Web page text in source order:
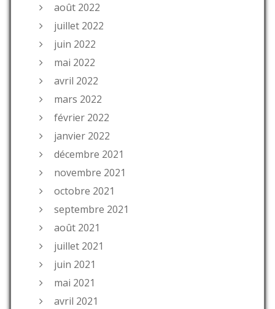
août 2022
juillet 2022
juin 2022
mai 2022
avril 2022
mars 2022
février 2022
janvier 2022
décembre 2021
novembre 2021
octobre 2021
septembre 2021
août 2021
juillet 2021
juin 2021
mai 2021
avril 2021